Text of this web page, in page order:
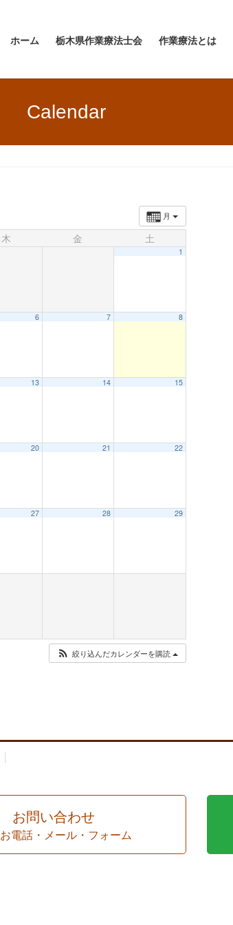
ホーム 栃木県作業療法士会 作業療法とは
Calendar
月
木 金 土
1
6 7 8
13 14 15
20 21 22
27 28 29
絞り込んだカレンダーを購読
お問い合わせ
お電話・メール・フォーム